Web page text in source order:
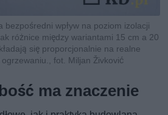
bezpośredni wpływ na poziom izolacji
różnice między wariantami 15 cm a 20
się proporcjonalnie na realne
fot. Miljan Živković
ma znaczenie